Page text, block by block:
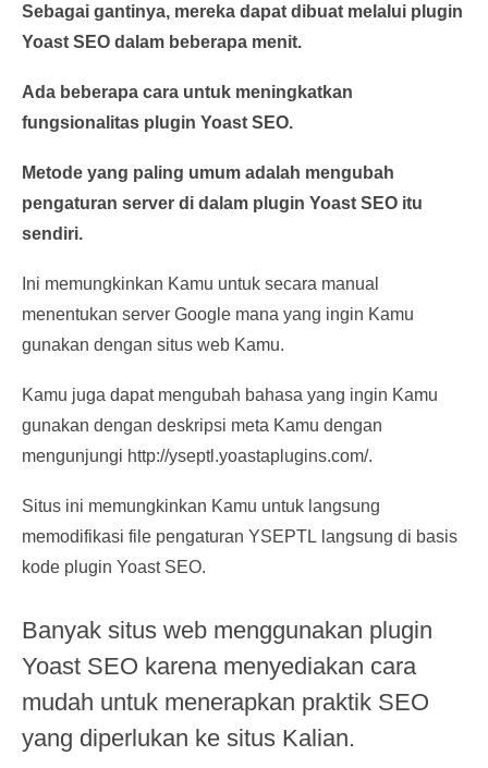
Sebagai gantinya, mereka dapat dibuat melalui plugin
Yoast SEO dalam beberapa menit.
Ada beberapa cara untuk meningkatkan
fungsionalitas plugin Yoast SEO.
Metode yang paling umum adalah mengubah
pengaturan server di dalam plugin Yoast SEO itu
sendiri.
Ini memungkinkan Kamu untuk secara manual
menentukan server Google mana yang ingin Kamu
gunakan dengan situs web Kamu.
Kamu juga dapat mengubah bahasa yang ingin Kamu
gunakan dengan deskripsi meta Kamu dengan
mengunjungi http://yseptl.yoastaplugins.com/.
Situs ini memungkinkan Kamu untuk langsung
memodifikasi file pengaturan YSEPTL langsung di basis
kode plugin Yoast SEO.
Banyak situs web menggunakan plugin
Yoast SEO karena menyediakan cara
mudah untuk menerapkan praktik SEO
yang diperlukan ke situs Kalian.